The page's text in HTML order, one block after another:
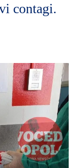
contagi.